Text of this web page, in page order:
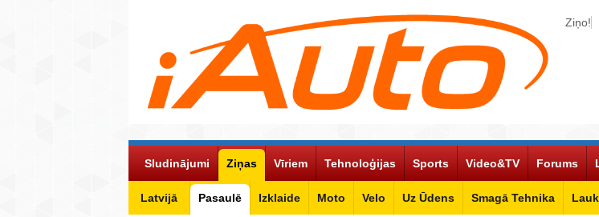
Ziņo!
Sludinājumi Ziņas
Latvijā Pasaulē Izklaide Moto Velo Uz Ūdens Smagā Tehnika
Vīriem Tehnoloģijas Sports Video&TV Forums